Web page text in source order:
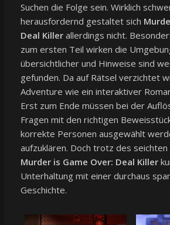
Suchen die Folge sein. Wirklich
herausfordernd gestaltet sich
Deal Killerallerdings nicht.
zum ersten Teil wirken die
übersichtlicher und Hinweise sind
gefunden. Da auf Rätsel verzichtet
Adventure wie ein interaktiver
Erst zum Ende müssen bei der
Fragen mit den richtigen
korrekte Personen ausgewählt
aufzuklären. Doch trotz des
Murder is Game Over: Deal Killer
Unterhaltung mit einer durchaus
Geschichte.